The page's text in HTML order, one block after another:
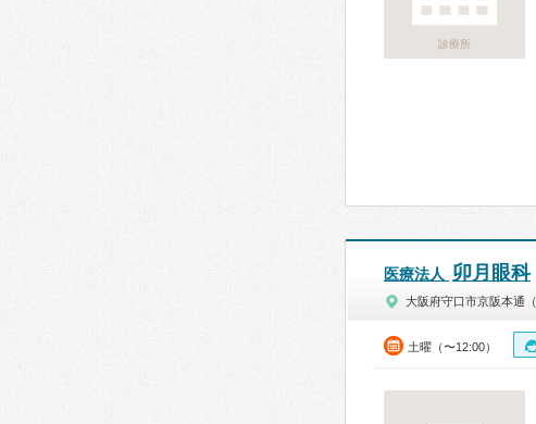
診療所
医療法人 卯月眼科
大阪府守口市京阪本通（
土曜（〜12:00）